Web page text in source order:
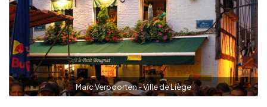
Marc Verpoorten - Ville de Liège